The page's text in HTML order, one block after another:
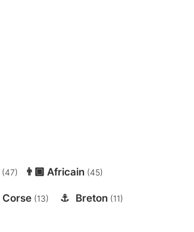
(47) 👨🏿 Africain (45)
Corse (13) ⚓ Breton (11)